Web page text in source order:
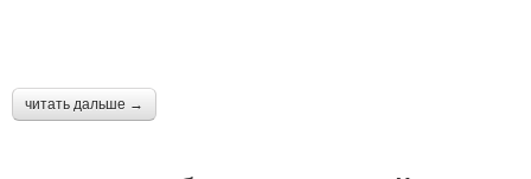
читать дальше →